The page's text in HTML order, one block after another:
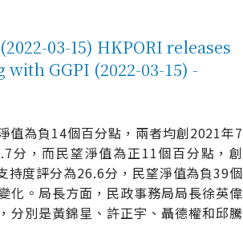
03-15) HKPORI releases
GGPI (2022-03-15) -
值為負14個百分點，兩者均創2021年7
分，而民望淨值為正11個百分點，創
持度評分為26.6分，民望淨值為負39個
化。局長方面，民政事務局局長徐英偉
分別是黃錦星、許正宇、聶德權和邱騰